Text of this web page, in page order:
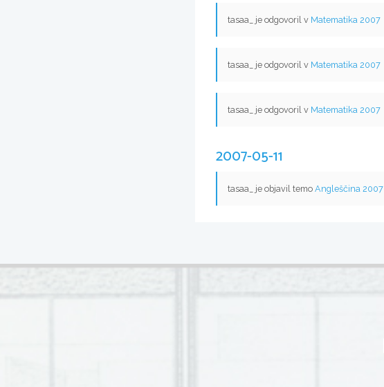
tasaa_ je odgovoril v Matematika 2007
tasaa_ je odgovoril v Matematika 2007
tasaa_ je odgovoril v Matematika 2007
2007-05-11
tasaa_ je objavil temo Angleščina 2007